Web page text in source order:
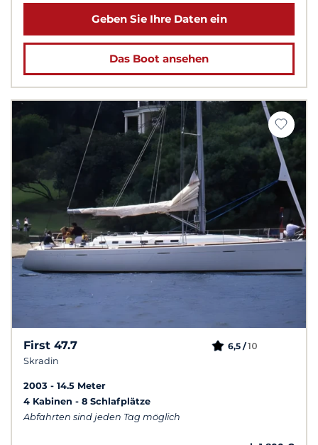
Geben Sie Ihre Daten ein
Das Boot ansehen
First 47.7
Skradin
6,5 /10
2003
14.5 Meter
4 Kabinen
8 Schlafplätze
Abfahrten sind jeden Tag möglich